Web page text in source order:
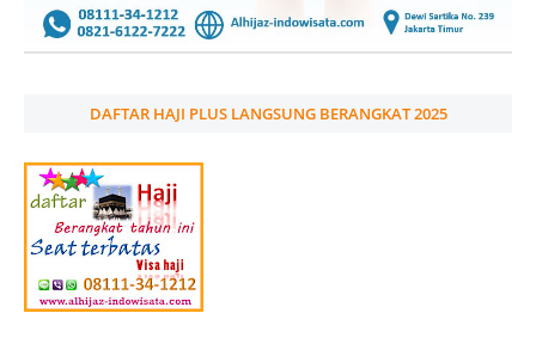
DAFTAR HAJI PLUS LANGSUNG BERANGKAT 2025